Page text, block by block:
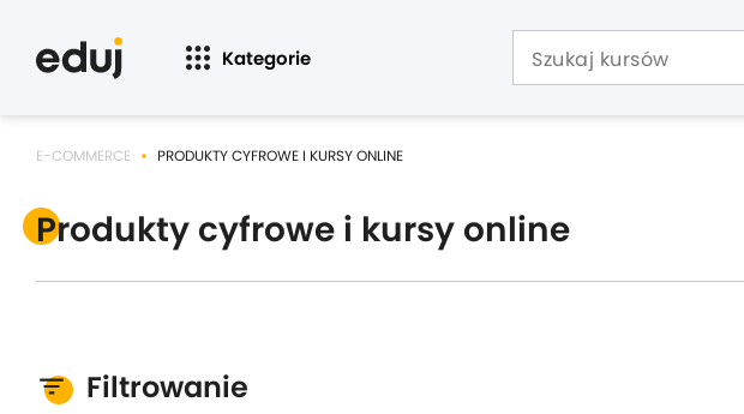
Kategorie
E-COMMERCE PRODUKTY CYFROWE I KURSY ONLINE
Produkty cyfrowe i kursy online
Filtrowanie